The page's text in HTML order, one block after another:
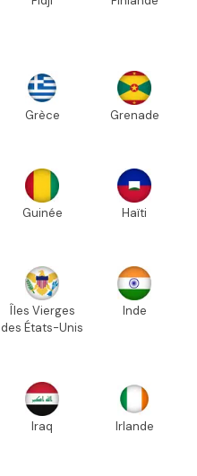
Grèce Grenade
Guinée Haïti
Îles Vierges
des États-Unis
Inde
Iraq Irlande